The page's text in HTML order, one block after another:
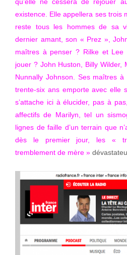
qu’elle ne cessera de rejouer
existence. Elle appellera ses trois
reste tous les hommes de sa
dernier amant, son « Prez »,
maîtres à penser ? Rilke et Lee
jouer ? John Huston, Billy Wilder,
Nunnally Johnson. Ses maîtres
trente-six ans emporte avec elle
s’attache ici à élucider, pas à
affectifs de Marilyn, tel un
lignes de faille d’un terrain que
dès le premier jour, les «
tremblement de mère »